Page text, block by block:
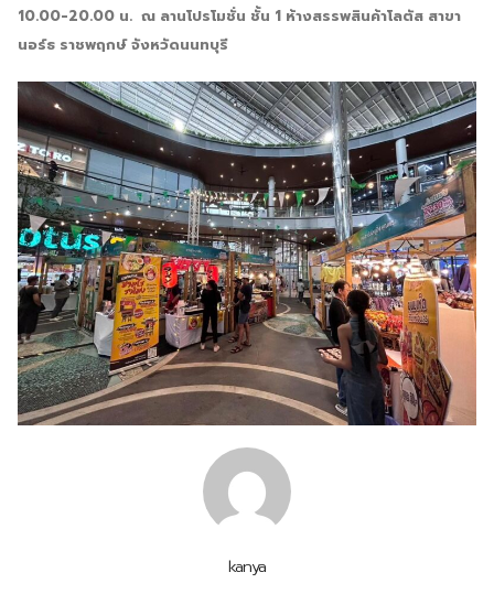
อบรมสัมมนาออฟไลน์และออนไลน์
10.00-20.00 น. ณ ลานโปรโมชั่น ชั้น 1 ห้างสรรพสินค้าโลตัส สาขา
นอร์ธ ราชพฤกษ์ จังหวัดนนทบุรี
kanya